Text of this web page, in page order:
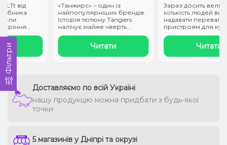
Фільтри
від
«Танжирс» – один із
найпопулярніших брендів.
Історія тютюну Tangiers
налічує майже чверть
Читати
Зараз досить велика
кількість людей
надавати перевагу
пристроям для
Читати
Доставляємо по всій Україні
нашу продукцію можна придбати з будь-якої
точки
5 магазинів у Дніпрі та окрузі